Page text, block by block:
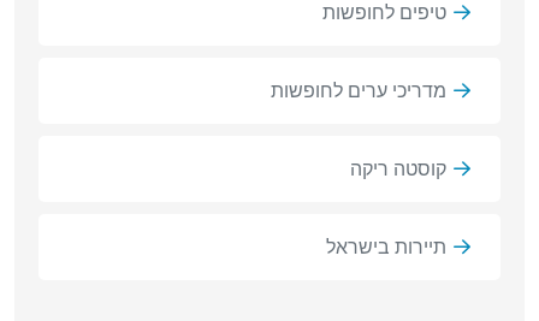
טיפים לחופשות
מדריכי ערים לחופשות
קוסטה ריקה
תיירות בישראל